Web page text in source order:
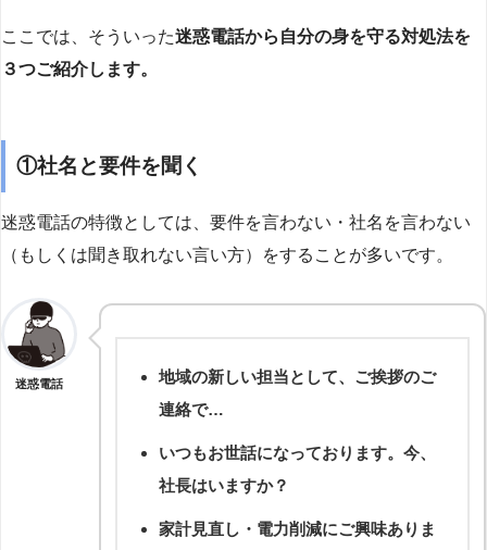
ここでは、そういった迷惑電話から自分の身を守る対処法を
３つご紹介します。
①社名と要件を聞く
迷惑電話の特徴としては、要件を言わない・社名を言わない
（もしくは聞き取れない言い方）をすることが多いです。
迷惑電話
地域の新しい担当として、ご挨拶のご
連絡で…
いつもお世話になっております。今、
社長はいますか？
家計見直し・電力削減にご興味ありま